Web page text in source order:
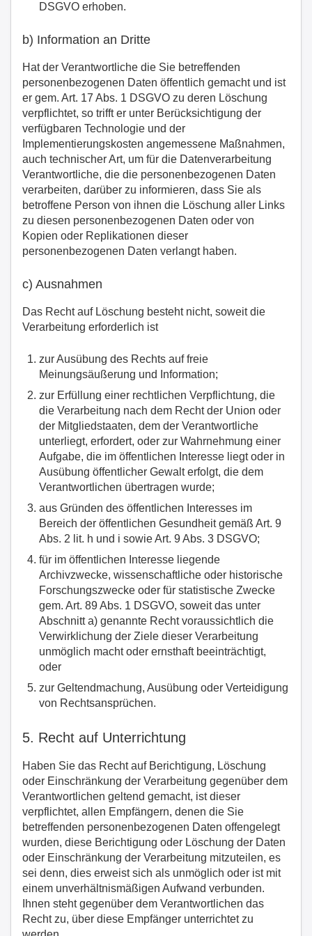
DSGVO erhoben.
b) Information an Dritte
Hat der Verantwortliche die Sie betreffenden
personenbezogenen Daten öffentlich gemacht und ist
er gem. Art. 17 Abs. 1 DSGVO zu deren Löschung
verpflichtet, so trifft er unter Berücksichtigung der
verfügbaren Technologie und der
Implementierungskosten angemessene Maßnahmen,
auch technischer Art, um für die Datenverarbeitung
Verantwortliche, die die personenbezogenen Daten
verarbeiten, darüber zu informieren, dass Sie als
betroffene Person von ihnen die Löschung aller Links
zu diesen personenbezogenen Daten oder von
Kopien oder Replikationen dieser
personenbezogenen Daten verlangt haben.
c) Ausnahmen
Das Recht auf Löschung besteht nicht, soweit die
Verarbeitung erforderlich ist
zur Ausübung des Rechts auf freie
Meinungsäußerung und Information;
zur Erfüllung einer rechtlichen Verpflichtung, die
die Verarbeitung nach dem Recht der Union oder
der Mitgliedstaaten, dem der Verantwortliche
unterliegt, erfordert, oder zur Wahrnehmung einer
Aufgabe, die im öffentlichen Interesse liegt oder in
Ausübung öffentlicher Gewalt erfolgt, die dem
Verantwortlichen übertragen wurde;
aus Gründen des öffentlichen Interesses im
Bereich der öffentlichen Gesundheit gemäß Art. 9
Abs. 2 lit. h und i sowie Art. 9 Abs. 3 DSGVO;
für im öffentlichen Interesse liegende
Archivzwecke, wissenschaftliche oder historische
Forschungszwecke oder für statistische Zwecke
gem. Art. 89 Abs. 1 DSGVO, soweit das unter
Abschnitt a) genannte Recht voraussichtlich die
Verwirklichung der Ziele dieser Verarbeitung
unmöglich macht oder ernsthaft beeinträchtigt,
oder
zur Geltendmachung, Ausübung oder Verteidigung
von Rechtsansprüchen.
5. Recht auf Unterrichtung
Haben Sie das Recht auf Berichtigung, Löschung
oder Einschränkung der Verarbeitung gegenüber dem
Verantwortlichen geltend gemacht, ist dieser
verpflichtet, allen Empfängern, denen die Sie
betreffenden personenbezogenen Daten offengelegt
wurden, diese Berichtigung oder Löschung der Daten
oder Einschränkung der Verarbeitung mitzuteilen, es
sei denn, dies erweist sich als unmöglich oder ist mit
einem unverhältnismäßigen Aufwand verbunden.
Ihnen steht gegenüber dem Verantwortlichen das
Recht zu, über diese Empfänger unterrichtet zu